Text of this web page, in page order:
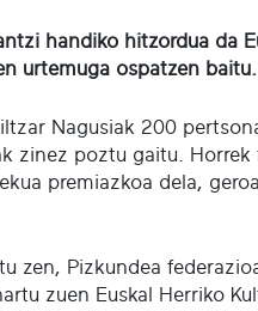
handiko hitzordua da
urtemuga ospatzen
Nagusiak 200
zinez poztu gaitu.
premiazkoa dela,
zen, Pizkundea
zuen Euskal Herriko